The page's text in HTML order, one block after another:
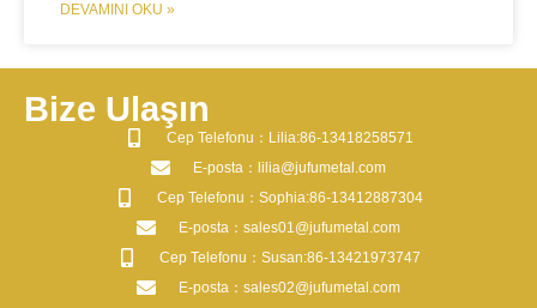
DEVAMINI OKU »
Bize Ulaşın
​Cep Telefonu：Lilia:86-13418258571
​E-posta​：lilia@jufumetal.com
​Cep Telefonu：Sophia:86-13412887304
​E-posta​：sales01@jufumetal.com
​Cep Telefonu：Susan:86-13421973747
​E-posta​：sales02@jufumetal.com